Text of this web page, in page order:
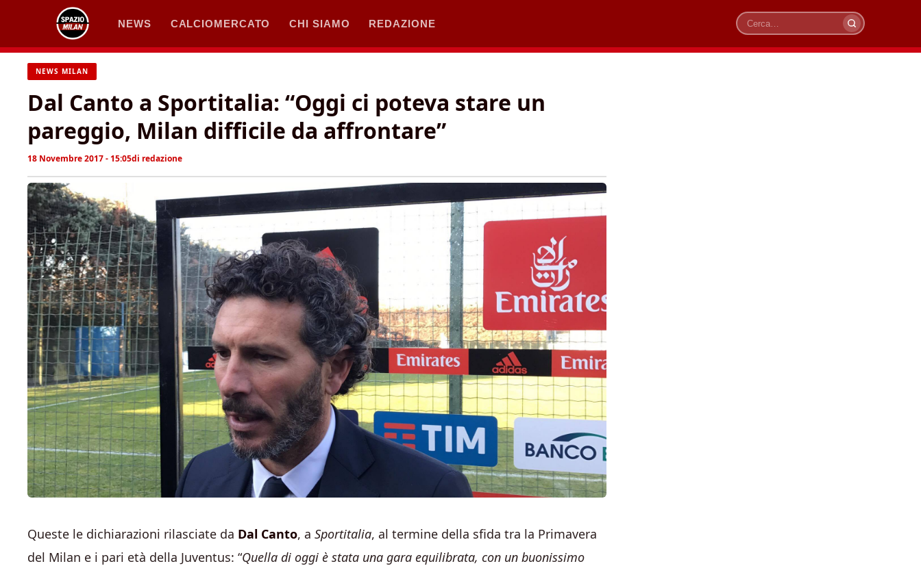
contenuto
NEWS CALCIOMERCATO CHI SIAMO REDAZIONE
Cerca
NEWS MILAN
Dal Canto a Sportitalia: “Oggi ci poteva stare un
pareggio, Milan difficile da affrontare”
18 Novembre 2017 - 15:05di redazione
Queste le dichiarazioni rilasciate da Dal Canto, a Sportitalia, al termine della sfida tra la Primavera
del Milan e i pari età della Juventus: “Quella di oggi è stata una gara equilibrata, con un buonissimo